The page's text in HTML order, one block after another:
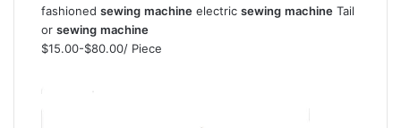
fashioned sewing machine electric sewing machine Tail
or sewing machine
$15.00-$80.00/ Piece